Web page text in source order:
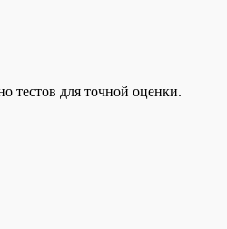
тестов для точной оценки.